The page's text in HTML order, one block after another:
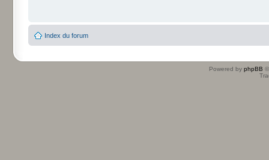
Index du forum
Powered by phpBB